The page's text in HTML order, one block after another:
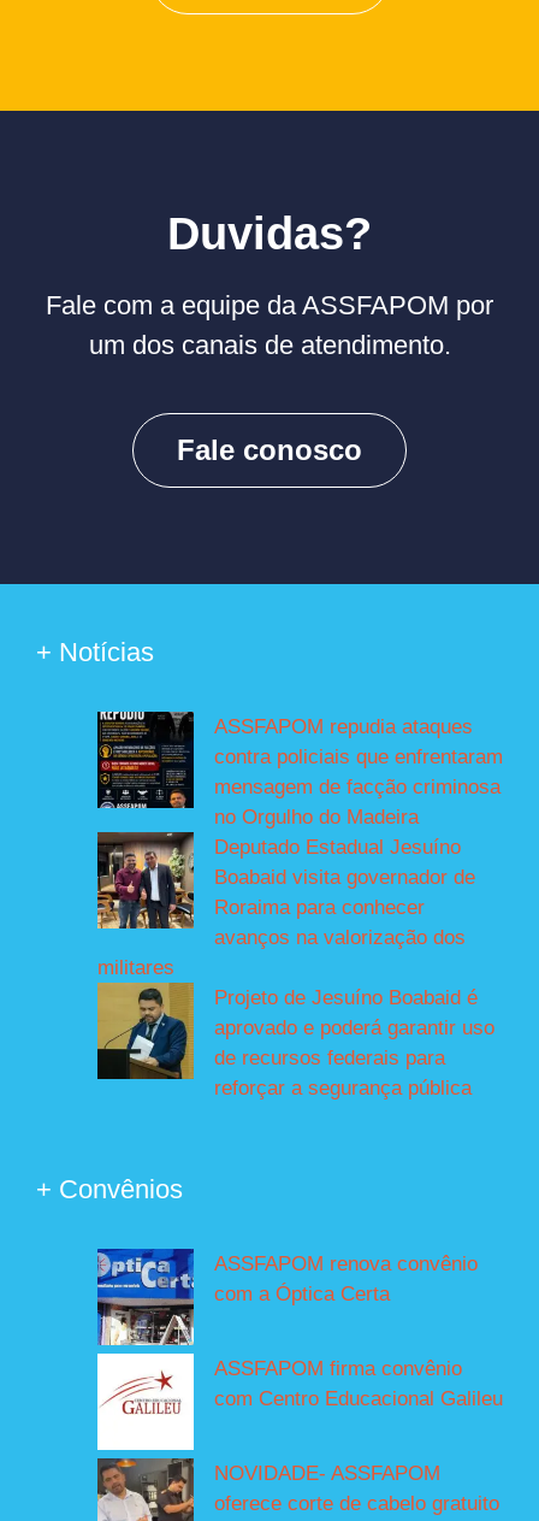
Duvidas?
Fale com a equipe da ASSFAPOM por
um dos canais de atendimento.
Fale conosco
+ Notícias
ASSFAPOM repudia ataques
contra policiais que enfrentaram
mensagem de facção criminosa
no Orgulho do Madeira
Deputado Estadual Jesuíno
Boabaid visita governador de
Roraima para conhecer
avanços na valorização dos
militares
Projeto de Jesuíno Boabaid é
aprovado e poderá garantir uso
de recursos federais para
reforçar a segurança pública
+ Convênios
ASSFAPOM renova convênio
com a Óptica Certa
ASSFAPOM firma convênio
com Centro Educacional Galileu
NOVIDADE- ASSFAPOM
oferece corte de cabelo gratuito